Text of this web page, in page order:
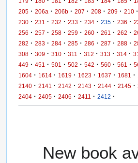
205 · 206a · 206b · 207 · 208 · 209 · 210 ·
230 · 231 · 232 · 233 · 234 · 235 · 236 ·
256 · 257 · 258 · 259 · 260 · 261 · 262 ·
282 · 283 · 284 · 285 · 286 · 287 · 288 ·
308 · 309 · 310 · 311 · 312 · 313 · 314 ·
449 · 451 · 501 · 502 · 542 · 560 · 561 ·
1604 · 1614 · 1619 · 1623 · 1637 · 1681 ·
2140 · 2141 · 2142 · 2143 · 2144 · 2145 ·
2404 · 2405 · 2406 · 2411 · 2412 ·
New book